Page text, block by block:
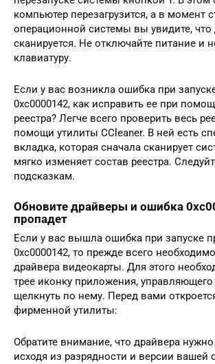
компьютер перезагрузится, а в момент
операционной системы вы увидите, что
сканируется. Не отключайте питание и
клавиатуру.
Если у вас возникла ошибка при
0xc0000142, как исправить ее при
реестра? Легче всего проверить весь
помощи утилиты CCleaner. В ней есть
вкладка, которая сначала сканирует
мягко изменяет состав реестра.
подсказкам.
Обновите драйверы и ошибка
пропадет
Если у вас вышла ошибка при запуске
0xc0000142, то прежде всего
драйвера видеокарты. Для этого
трее иконку приложения, управляющего
щелкнуть по нему. Перед вами
фирменной утилиты:
Обратите внимание, что драйвера нужно
исходя из разрядности и версии вашей